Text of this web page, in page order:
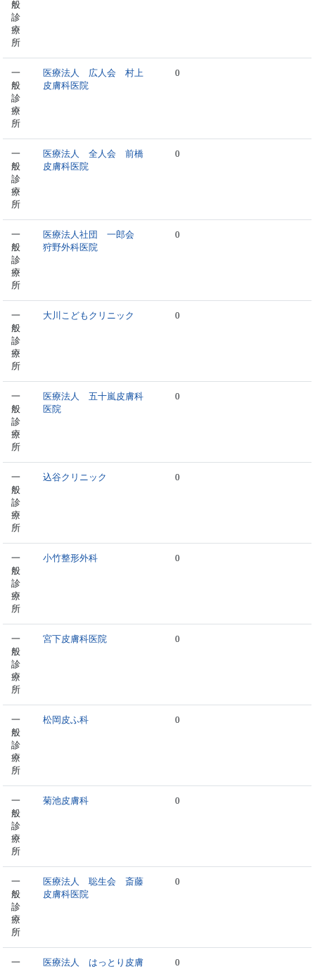
般
診
療
所
一
般
診
療
所
医療法人 広人会 村上
皮膚科医院
0
一
般
診
療
所
医療法人 全人会 前橋
皮膚科医院
0
一
般
診
療
所
医療法人社団 一郎会
狩野外科医院
0
一
般
診
療
所
大川こどもクリニック 0
一
般
診
療
所
医療法人 五十嵐皮膚科
医院
0
一
般
診
療
所
込谷クリニック 0
一
般
診
療
所
小竹整形外科 0
一
般
診
療
所
宮下皮膚科医院 0
一
般
診
療
所
松岡皮ふ科 0
一
般
診
療
所
菊池皮膚科 0
一
般
診
療
所
医療法人 聡生会 斎藤
皮膚科医院
0
一
医療法人 はっとり皮膚
0